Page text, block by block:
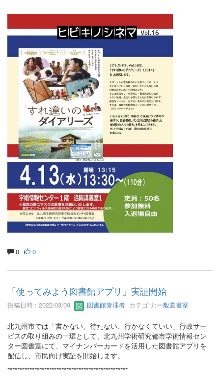
0 0
「使ってみよう図書館アプリ」実証開始
投稿日時 : 2022/03/09 図書館管理者 カテゴリ:一般図書室
北九州市では「書かない、待たない、行かなくていい」行政サー
ビスの取り組みの一環として、北九州学術研究都市学術情報セン
ター図書室にて、マイナンバーカードを活用した図書館アプリを
配信し、市民向け実証を開始します。
*************************************************